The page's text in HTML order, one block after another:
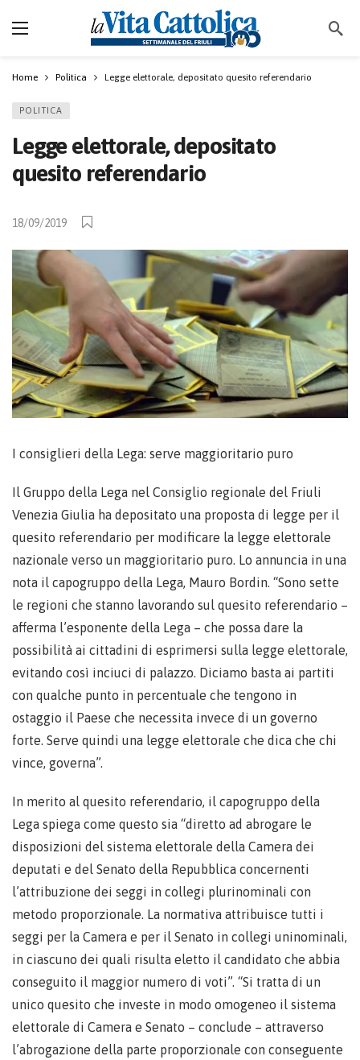
Home Politica Legge elettorale, depositato quesito referendario
POLITICA
Legge elettorale, depositato
quesito referendario
18/09/2019
I consiglieri della Lega: serve maggioritario puro
Il Gruppo della Lega nel Consiglio regionale del Friuli
Venezia Giulia ha depositato una proposta di legge per il
quesito referendario per modificare la legge elettorale
nazionale verso un maggioritario puro. Lo annuncia in una
nota il capogruppo della Lega, Mauro Bordin. “Sono sette
le regioni che stanno lavorando sul quesito referendario –
afferma l’esponente della Lega – che possa dare la
possibilità ai cittadini di esprimersi sulla legge elettorale,
evitando così inciuci di palazzo. Diciamo basta ai partiti
con qualche punto in percentuale che tengono in
ostaggio il Paese che necessita invece di un governo
forte. Serve quindi una legge elettorale che dica che chi
vince, governa”.
In merito al quesito referendario, il capogruppo della
Lega spiega come questo sia “diretto ad abrogare le
disposizioni del sistema elettorale della Camera dei
deputati e del Senato della Repubblica concernenti
l’attribuzione dei seggi in collegi plurinominali con
metodo proporzionale. La normativa attribuisce tutti i
seggi per la Camera e per il Senato in collegi uninominali,
in ciascuno dei quali risulta eletto il candidato che abbia
conseguito il maggior numero di voti”. “Si tratta di un
unico quesito che investe in modo omogeneo il sistema
elettorale di Camera e Senato – conclude – attraverso
l’abrogazione della parte proporzionale con conseguente